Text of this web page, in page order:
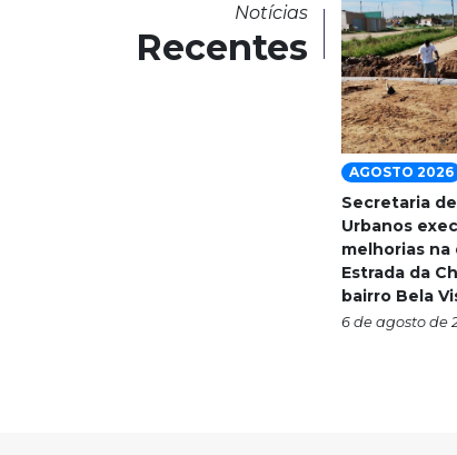
Notícias
Recentes
AGOSTO 2026
Secretaria
Urbanos
melhorias na
Estrada da
bairro Bela
6 de agosto de